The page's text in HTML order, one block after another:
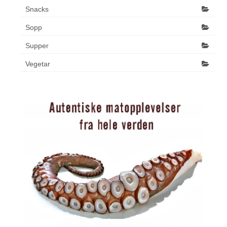
Snacks
Sopp
Supper
Vegetar